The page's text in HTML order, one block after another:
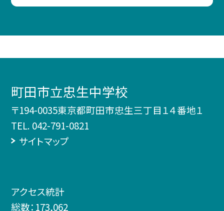
町田市立忠生中学校
〒194-0035東京都町田市忠生三丁目１４番地１
TEL. 042-791-0821
サイトマップ
アクセス統計
総数： 173,062